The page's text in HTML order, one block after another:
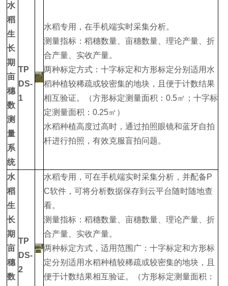
水
稻
生
长
期
亩
穗
数
测
量
系
统
TP
DS-
1
水稻专用，在手机端实时采集分析。
测量指标：稻穗数量、亩穗数量、理论产量、折
合产量、实收产量。
两种标定方式：十字标定和方形标定分别适用水
稻种植较稀疏或较密集的地块，且便于计数结果
相互验证。（方形标定测量面积：0.5㎡；十字标
定测量面积：0.25㎡）
水稻种植高度过高时，通过拍照眼镜和蓝牙自拍
杆进行拍照，有效克服盲拍问题。
水
稻
生
长
期
亩
穗
数
TP
DS-
2
水稻专用，可在手机端实时采集分析，并配备P
C软件，可将分析数据保存到云平台随时随地查
看。
测量指标：稻穗数量、亩穗数量、理论产量、折
合产量、实收产量。
两种标定方式，适用范围广：十字标定和方形标
定分别适用水稻种植较稀疏或较密集的地块，且
便于计数结果相互验证。（方形标定测量面积：